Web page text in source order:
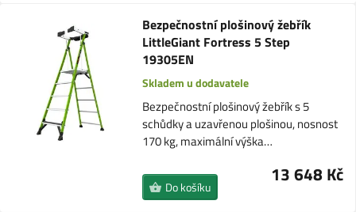
Bezpečnostní plošinový žebřík
LittleGiant Fortress 5 Step
19305EN
Skladem u dodavatele
Bezpečnostní plošinový žebřík s 5
schůdky a uzavřenou plošinou, nosnost
170 kg, maximální výška…
13 648 Kč
Do košíku